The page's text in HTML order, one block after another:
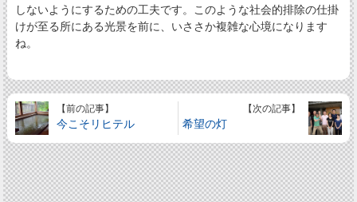
しないようにするための工夫です。このような社会的排除の仕掛
けが至る所にある光景を前に、いささか複雑な心境になります
ね。
【前の記事】
今こそリヒテル
【次の記事】
希望の灯